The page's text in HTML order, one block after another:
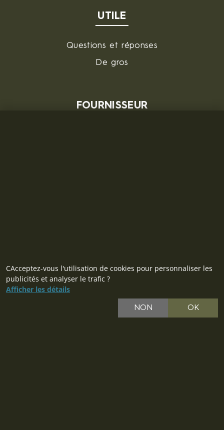
CAcceptez-vous l'utilisation de cookies pour personnaliser les
publicités et analyser le trafic ?
Afficher les détails
NON OK
UTILE
Questions et réponses
De gros
FOURNISSEUR